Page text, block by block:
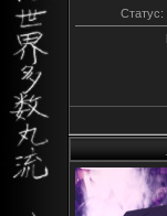
Статус: